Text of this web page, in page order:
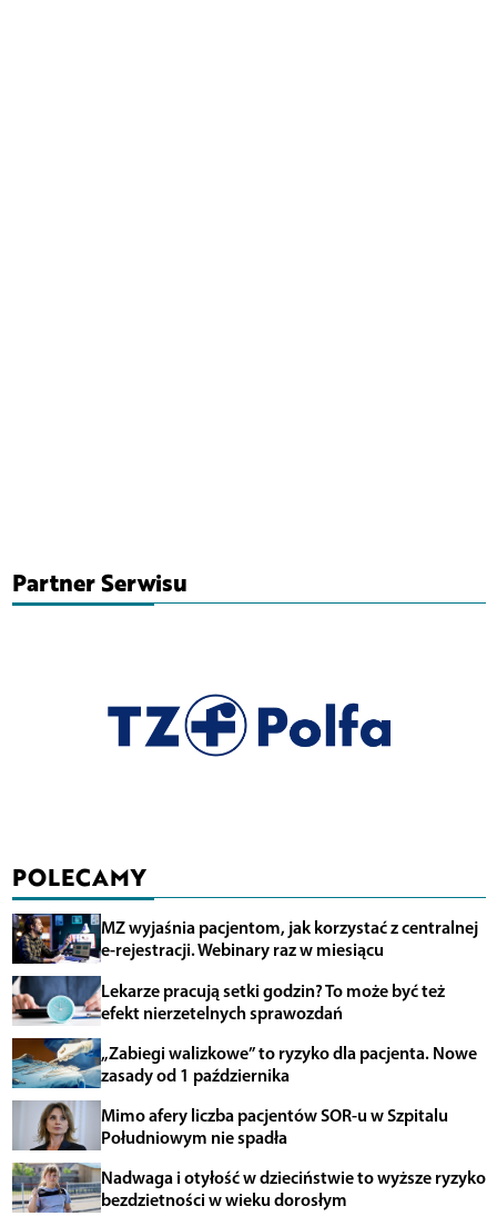
Partner Serwisu
POLECAMY
MZ wyjaśnia pacjentom, jak korzystać z centralnej
e-rejestracji. Webinary raz w miesiącu
Lekarze pracują setki godzin? To może być też
efekt nierzetelnych sprawozdań
„Zabiegi walizkowe” to ryzyko dla pacjenta. Nowe
zasady od 1 października
Mimo afery liczba pacjentów SOR-u w Szpitalu
Południowym nie spadła
Nadwaga i otyłość w dzieciństwie to wyższe ryzyko
bezdzietności w wieku dorosłym